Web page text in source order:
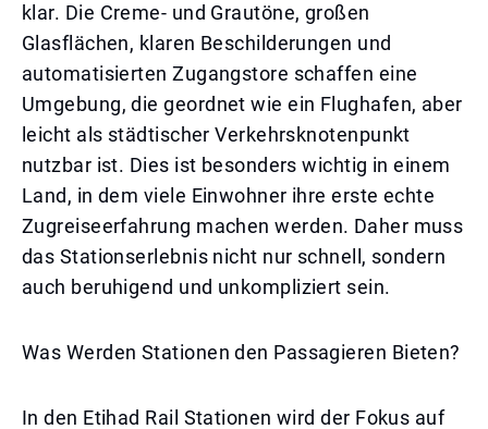
klar. Die Creme- und Grautöne, großen
Glasflächen, klaren Beschilderungen und
automatisierten Zugangstore schaffen eine
Umgebung, die geordnet wie ein Flughafen, aber
leicht als städtischer Verkehrsknotenpunkt
nutzbar ist. Dies ist besonders wichtig in einem
Land, in dem viele Einwohner ihre erste echte
Zugreiseerfahrung machen werden. Daher muss
das Stationserlebnis nicht nur schnell, sondern
auch beruhigend und unkompliziert sein.
Was Werden Stationen den Passagieren Bieten?
In den Etihad Rail Stationen wird der Fokus auf